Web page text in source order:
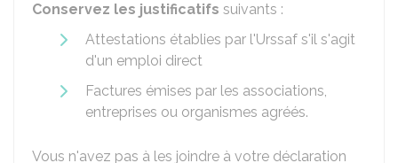
Conservez les justificatifs suivants :
Attestations établies par l'Urssaf s'il s'agit
d'un emploi direct
Factures émises par les associations,
entreprises ou organismes agréés.
Vous n'avez pas à les joindre à votre déclaration